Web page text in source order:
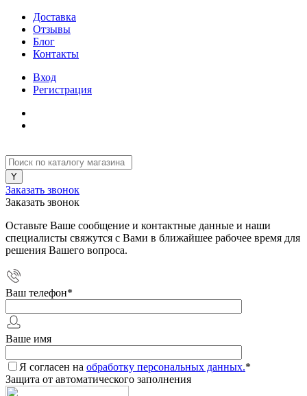
Доставка
Отзывы
Блог
Контакты
Вход
Регистрация
Заказать звонок
Заказать звонок
Оставьте Ваше сообщение и контактные данные и наши
специалисты свяжутся с Вами в ближайшее рабочее время для
решения Вашего вопроса.
Ваш телефон*
Ваше имя
Я согласен на обработку персональных данных.*
Защита от автоматического заполнения